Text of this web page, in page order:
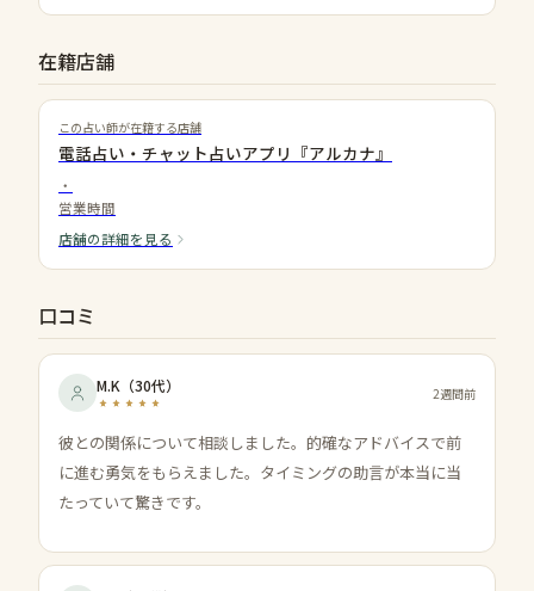
在籍店舗
この占い師が在籍する店舗
電話占い・チャット占いアプリ『アルカナ』
・
営業時間
店舗の詳細を見る
口コミ
M.K （30代） 2週間前
彼との関係について相談しました。的確なアドバイスで前
に進む勇気をもらえました。タイミングの助言が本当に当
たっていて驚きです。